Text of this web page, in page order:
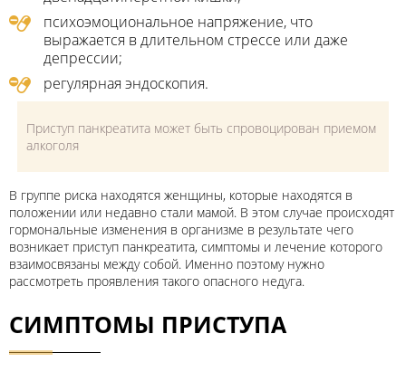
психоэмоциональное напряжение, что
выражается в длительном стрессе или даже
депрессии;
регулярная эндоскопия.
Приступ панкреатита может быть спровоцирован приемом
алкоголя
В группе риска находятся женщины, которые находятся в
положении или недавно стали мамой. В этом случае происходят
гормональные изменения в организме в результате чего
возникает приступ панкреатита, симптомы и лечение которого
взаимосвязаны между собой. Именно поэтому нужно
рассмотреть проявления такого опасного недуга.
СИМПТОМЫ ПРИСТУПА